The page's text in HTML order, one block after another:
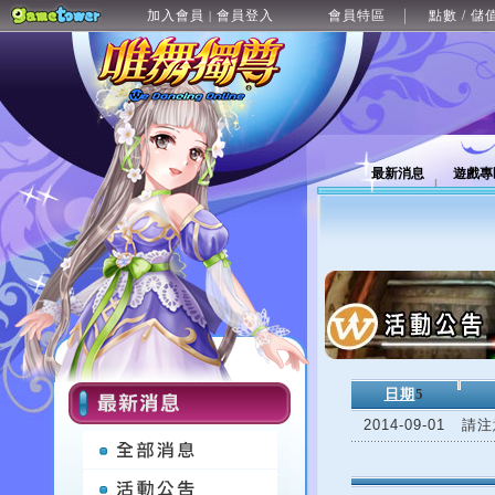
加入會員 | 會員登入 會員特區 點數 / 儲
最新消息 遊戲
日期 5
2014-09-01
請